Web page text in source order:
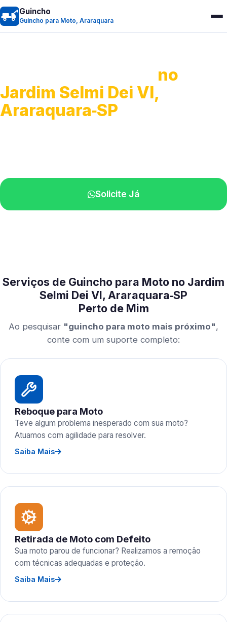
Guincho
Guincho para Moto, Araraquara
no
Jardim Selmi Dei VI,
Araraquara‑SP
Solicite Já
Serviços de Guincho para Moto no Jardim
Selmi Dei VI, Araraquara‑SP
Perto de Mim
Ao pesquisar "guincho para moto mais próximo",
conte com um suporte completo:
Reboque para Moto
Teve algum problema inesperado com sua moto?
Atuamos com agilidade para resolver.
Saiba Mais
Retirada de Moto com Defeito
Sua moto parou de funcionar? Realizamos a remoção
com técnicas adequadas e proteção.
Saiba Mais